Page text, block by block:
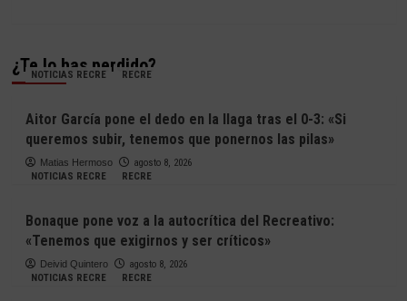
¿Te lo has perdido?
NOTICIAS RECRE RECRE
Aitor García pone el dedo en la llaga tras el 0-3: «Si
queremos subir, tenemos que ponernos las pilas»
Matias Hermoso
agosto 8, 2026
NOTICIAS RECRE
RECRE
Bonaque pone voz a la autocrítica del Recreativo:
«Tenemos que exigirnos y ser críticos»
Deivid Quintero
agosto 8, 2026
NOTICIAS RECRE
RECRE